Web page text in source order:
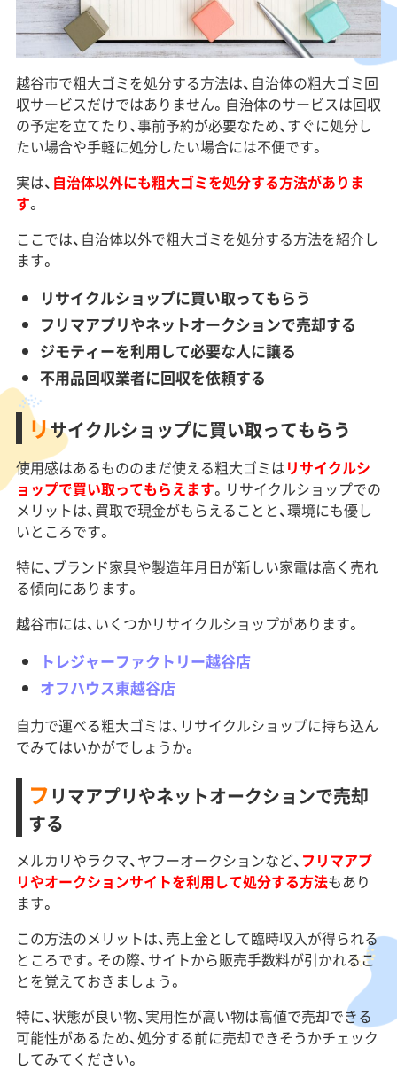
越谷市で粗大ゴミを処分する方法は、自治体の粗大ゴミ回
収サービスだけではありません。自治体のサービスは回収
の予定を立てたり、事前予約が必要なため、すぐに処分し
たい場合や手軽に処分したい場合には不便です。
実は、 自治体以外にも粗大ゴミを処分する方法がありま
す。
ここでは、自治体以外で粗大ゴミを処分する方法を紹介し
ます。
リサイクルショップに買い取ってもらう
フリマアプリやネットオークションで売却する
ジモティーを利用して必要な人に譲る
不用品回収業者に回収を依頼する
リサイクルショップに買い取ってもらう
使用感はあるもののまだ使える粗大ゴミはリサイクルシ
ョップで買い取ってもらえます。リサイクルショップでの
メリットは、買取で現金がもらえることと、環境にも優し
いところです。
特に、ブランド家具や製造年月日が新しい家電は高く売れ
る傾向にあります。
越谷市には、いくつかリサイクルショップがあります。
トレジャーファクトリー越谷店
オフハウス東越谷店
自力で運べる粗大ゴミは、リサイクルショップに持ち込ん
でみてはいかがでしょうか。
フ リマアプリやネットオークションで売却
する
メルカリやラクマ、ヤフーオークションなど、 フリマアプ
リやオークションサイトを利用して処分する方法もあり
ます。
この方法のメリットは、売上金として臨時収入が得られる
ところです。その際、サイトから販売手数料が引かれるこ
とを覚えておきましょう。
特に、状態が良い物、実用性が高い物は高値で売却できる
可能性があるため、処分する前に売却できそうかチェック
してみてください。